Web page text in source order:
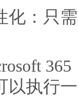
只需
365
以执行